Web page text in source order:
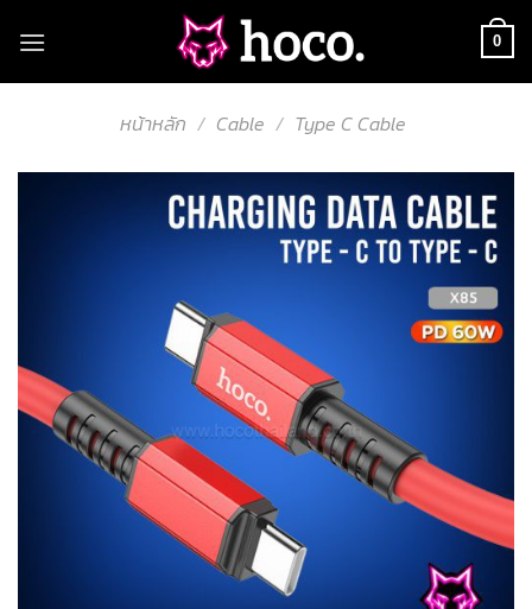
0
หน้าหลัก / Cable / Type C Cable